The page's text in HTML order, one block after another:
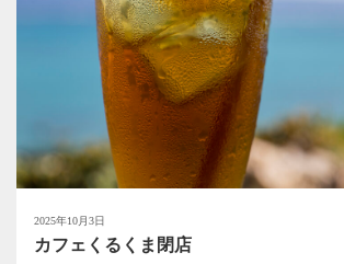
2025年10月3日
カフェくるくま閉店